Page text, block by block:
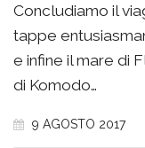
Concludiamo il
tappe
e infine il mare di
di Komodo…
9 AGOSTO 2017